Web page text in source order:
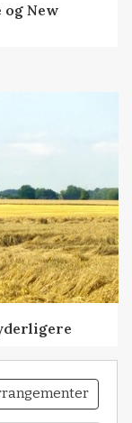
New